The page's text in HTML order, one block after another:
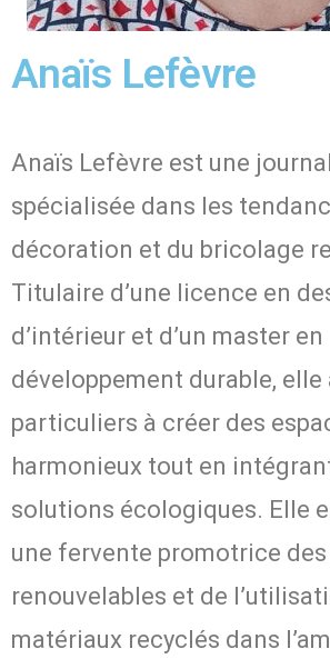
Anaïs Lefèvre
Anaïs Lefèvre est une
spécialisée dans les
décoration et du bricolage
Titulaire d’une licence en
d’intérieur et d’un master en
développement durable, elle
particuliers à créer des
harmonieux tout en
solutions écologiques. Elle
une fervente promotrice
renouvelables et de
matériaux recyclés dans